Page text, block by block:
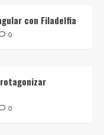
con Filadelfia
0
0